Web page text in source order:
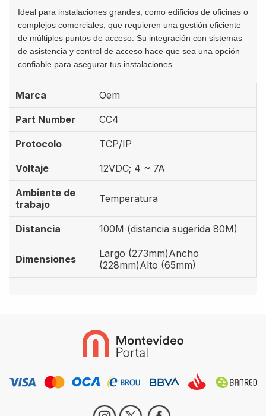
Ideal para instalaciones grandes, como edificios de oficinas o
complejos comerciales, que requieren una gestión eficiente
de múltiples puntos de acceso. Su integración con sistemas
de asistencia y control de acceso hace que sea una opción
confiable para asegurar tus instalaciones.
Marca Oem
Part Number CC4
Protocolo TCP/IP
Voltaje 12VDC; 4 ~ 7A
Ambiente de
trabajo
Temperatura
Distancia 100M (distancia sugerida 80M)
Dimensiones
Largo (273mm)Ancho
(228mm)Alto (65mm)